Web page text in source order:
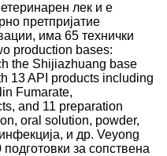
лек и е
претпријатие
има 65 технички
production bases:
the Shijiazhuang base
13 API products including
Fumarate,
and 11 preparation
oral solution, powder,
и др. Veyong
за сопствена